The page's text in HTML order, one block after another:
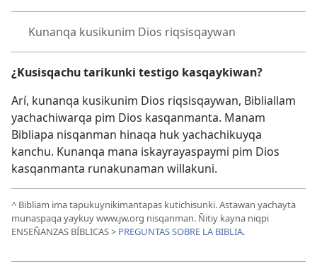
Kunanqa kusikunim Dios riqsisqaywan
¿Kusisqachu tarikunki testigo kasqaykiwan?
Arí, kunanqa kusikunim Dios riqsisqaywan, Bibliallam
yachachiwarqa pim Dios kasqanmanta. Manam
Bibliapa nisqanman hinaqa huk yachachikuyqa
kanchu. Kunanqa mana iskayrayaspaymi pim Dios
kasqanmanta runakunaman willakuni.
^ Bibliam ima tapukuynikimantapas kutichisunki. Astawan yachayta
munaspaqa yaykuy www.jw.org nisqanman. Ñitiy kayna niqpi
ENSEÑANZAS BÍBLICAS > PREGUNTAS SOBRE LA BIBLIA.